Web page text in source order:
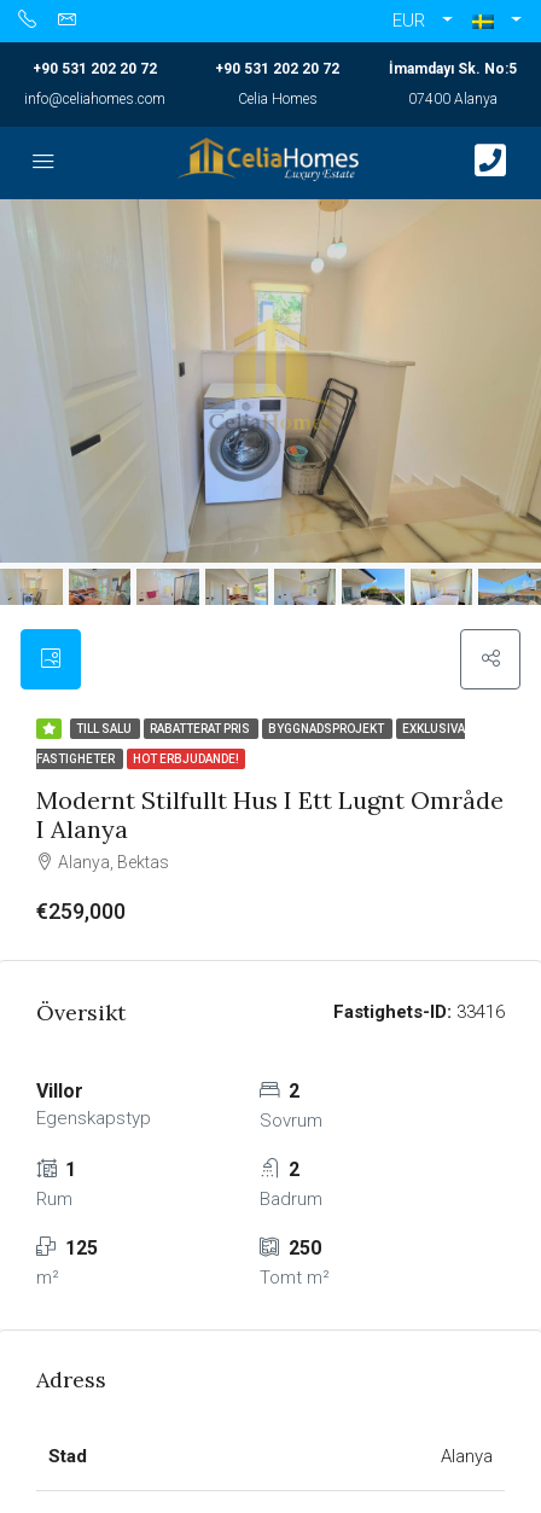
EUR
+90 531 202 20 72
info@celiahomes.com
+90 531 202 20 72
Celia Homes
İmamdayı Sk. No:5
07400 Alanya
TILL SALU RABATTERAT PRIS BYGGNADSPROJEKT EXKLUSIVA
FASTIGHETER HOT ERBJUDANDE!
Modernt Stilfullt Hus I Ett Lugnt Område
I Alanya
Alanya, Bektas
€259,000
Översikt Fastighets-ID: 33416
Villor
Egenskapstyp
2
Sovrum
1
Rum
2
Badrum
125
m²
250
Tomt m²
Adress
Stad Alanya